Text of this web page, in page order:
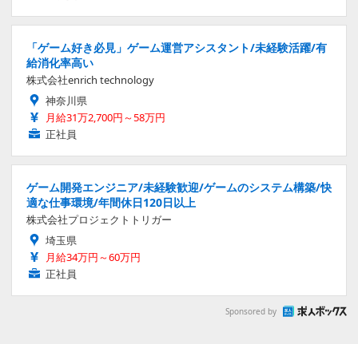
「ゲーム好き必見」ゲーム運営アシスタント/未経験活躍/有
給消化率高い
株式会社enrich technology
神奈川県
月給31万2,700円～58万円
正社員
ゲーム開発エンジニア/未経験歓迎/ゲームのシステム構築/快
適な仕事環境/年間休日120日以上
株式会社プロジェクトトリガー
埼玉県
月給34万円～60万円
正社員
Sponsored by